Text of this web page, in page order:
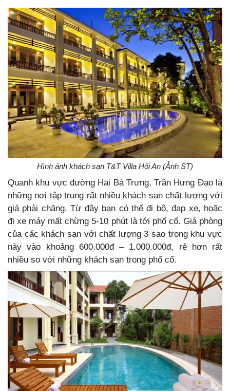
Hình ảnh khách sạn T&T Villa Hội An (Ảnh ST)
Quanh khu vực đường Hai Bà Trưng, Trần Hưng Đạo là
những nơi tập trung rất nhiều khách sạn chất lượng với
giá phải chăng. Từ đây bạn có thể đi bộ, đạp xe, hoặc
đi xe máy mất chừng 5-10 phút là tới phố cổ. Giá phòng
của các khách sạn với chất lượng 3 sao trong khu vực
này vào khoảng 600.000đ – 1.000.000đ, rẻ hơn rất
nhiều so với những khách sạn trong phố cổ.